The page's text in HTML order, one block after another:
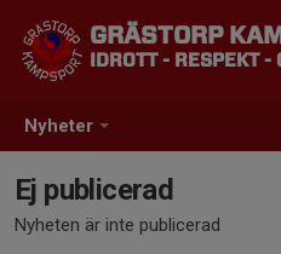
Nyheter
GRÄSTORP
IDROTT - RESPEKT -
Ej publicerad
Nyheten är inte publicerad